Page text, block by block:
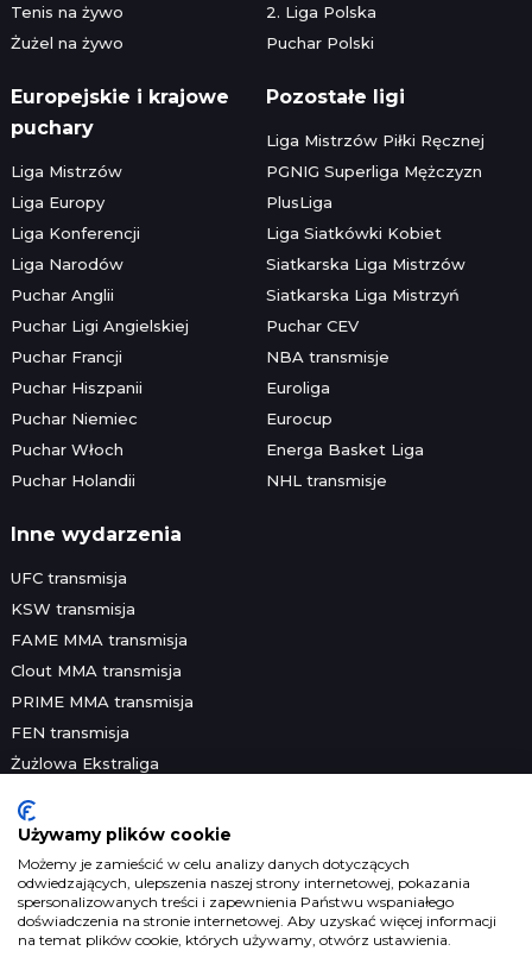
Tenis na żywo
Żużel na żywo
2. Liga Polska
Puchar Polski
Europejskie i krajowe
puchary
Liga Mistrzów
Liga Europy
Liga Konferencji
Liga Narodów
Puchar Anglii
Puchar Ligi Angielskiej
Puchar Francji
Puchar Hiszpanii
Puchar Niemiec
Puchar Włoch
Puchar Holandii
Pozostałe ligi
Liga Mistrzów Piłki Ręcznej
PGNIG Superliga Mężczyzn
PlusLiga
Liga Siatkówki Kobiet
Siatkarska Liga Mistrzów
Siatkarska Liga Mistrzyń
Puchar CEV
NBA transmisje
Euroliga
Eurocup
Energa Basket Liga
NHL transmisje
Inne wydarzenia
UFC transmisja
KSW transmisja
FAME MMA transmisja
Clout MMA transmisja
PRIME MMA transmisja
FEN transmisja
Żużlowa Ekstraliga
Skoki narciarskie
Platformy streamingowe
Prawa telewizyjne
Prawa sportowe
Używamy plików cookie
Możemy je zamieścić w celu analizy danych dotyczących
odwiedzających, ulepszenia naszej strony internetowej, pokazania
spersonalizowanych treści i zapewnienia Państwu wspaniałego
doświadczenia na stronie internetowej. Aby uzyskać więcej informacji
na temat plików cookie, których używamy, otwórz ustawienia.